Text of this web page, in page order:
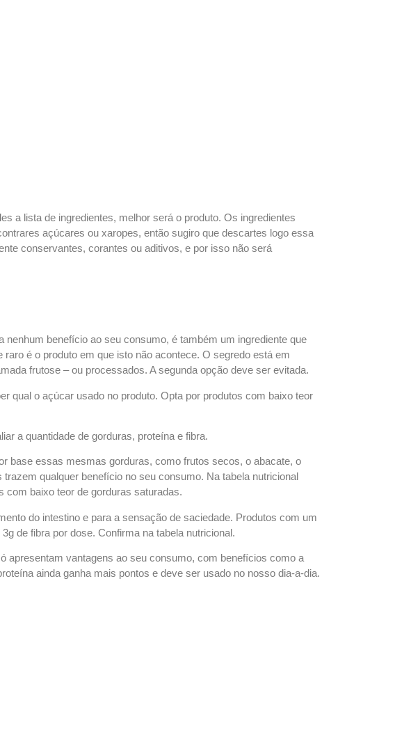
a lista de ingredientes, melhor será o produto. Os ingredientes
açúcares ou xaropes, então sugiro que descartes logo essa
conservantes, corantes ou aditivos, e por isso não será
benefício ao seu consumo, é também um ingrediente que
é o produto em que isto não acontece. O segredo está em
frutose – ou processados. A segunda opção deve ser evitada.
qual o açúcar usado no produto. Opta por produtos com baixo teor
a quantidade de gorduras, proteína e fibra.
base essas mesmas gorduras, como frutos secos, o abacate, o
qualquer benefício no seu consumo. Na tabela nutricional
com baixo teor de gorduras saturadas.
do intestino e para a sensação de saciedade. Produtos com um
de fibra por dose. Confirma na tabela nutricional.
apresentam vantagens ao seu consumo, com benefícios como a
ainda ganha mais pontos e deve ser usado no nosso dia-a-dia.